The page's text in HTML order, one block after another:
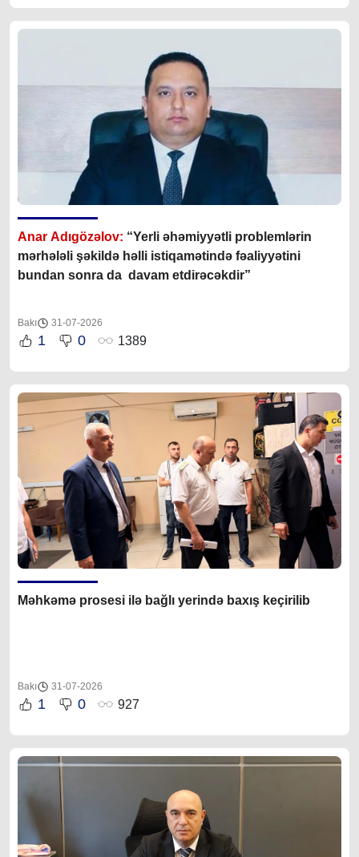
Anar Adıgözəlov: “Yerli əhəmiyyətli problemlərin
mərhələli şəkildə həlli istiqamətində fəaliyyətini
bundan sonra da davam etdirəcəkdir”
Bakı 31-07-2026
1 0 1389
Məhkəmə prosesi ilə bağlı yerində baxış keçirilib
Bakı 31-07-2026
1 0 927